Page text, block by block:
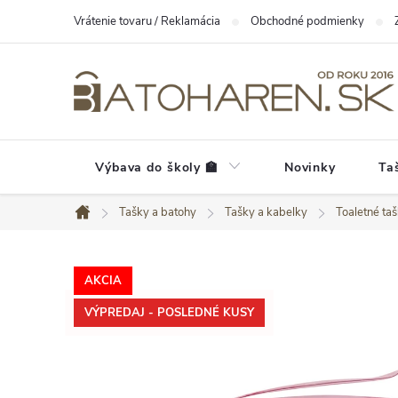
Vrátenie tovaru / Reklamácia Obchodné podmienky
Výbava do školy 🏫 Novinky
Domov
Tašky a batohy Tašky a kabelky Toaletné
AKCIA
VÝPREDAJ - POSLEDNÉ KUSY